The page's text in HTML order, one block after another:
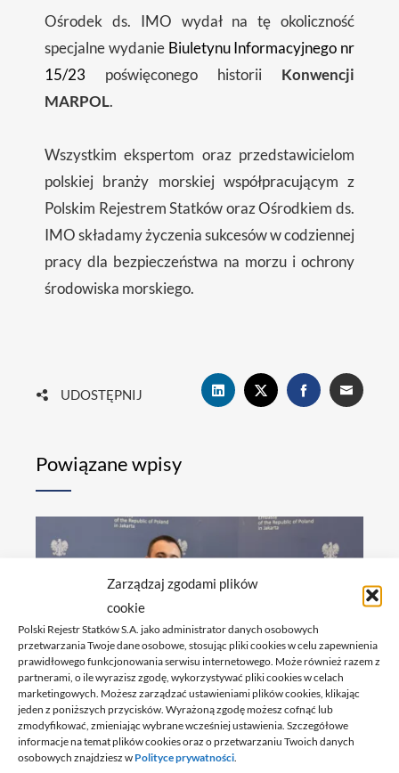
Zarządzaj zgodami plików
cookie
Polski Rejestr Statków S.A. jako administrator danych osobowych
przetwarzania Twoje dane osobowe, stosując pliki cookies w celu zapewnienia
prawidłowego funkcjonowania serwisu internetowego. Może również razem z
partnerami, o ile wyrazisz zgodę, wykorzystywać pliki cookies w celach
marketingowych. Możesz zarządzać ustawieniami plików cookies, klikając
jeden z poniższych przycisków. Wyrażoną zgodę możesz cofnąć lub
zmodyfikować, zmieniając wybrane wcześniej ustawienia. Szczegółowe
informacje na temat plików cookies oraz o przetwarzaniu Twoich danych
osobowych znajdziesz w Polityce prywatności
Ośrodek ds. IMO wydał na tę okoliczność
specjalne wydanie Biuletynu Informacyjnego nr
15/23 poświęconego historii Konwencji
MARPOL.
Wszystkim ekspertom oraz przedstawicielom
polskiej branży morskiej współpracującym z
Polskim Rejestrem Statków oraz Ośrodkiem ds.
IMO składamy życzenia sukcesów w codziennej
pracy dla bezpieczeństwa na morzu i ochrony
środowiska morskiego.
UDOSTĘPNIJ
Powiązane wpisy